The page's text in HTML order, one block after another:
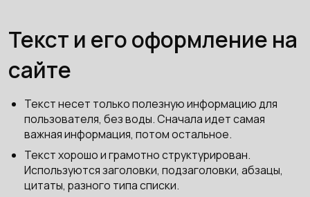
Текст и его оформление на
сайте
Текст несет только полезную информацию для
пользователя, без воды. Сначала идет самая
важная информация, потом остальное.
Текст хорошо и грамотно структурирован.
Используются заголовки, подзаголовки, абзацы,
цитаты, разного типа списки.